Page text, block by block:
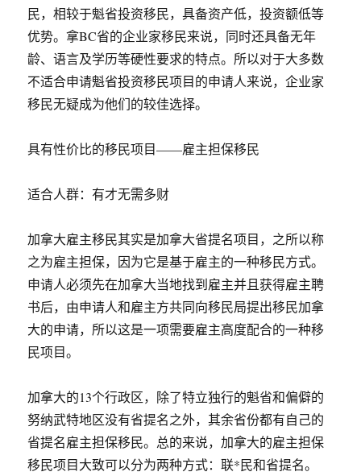
民，相较于魁省投资移民，具备资产低，投资额低等
优势。拿BC省的企业家移民来说，同时还具备无年
龄、语言及学历等硬性要求的特点。所以对于大多数
不适合申请魁省投资移民项目的申请人来说，企业家
移民无疑成为他们的较佳选择。
具有性价比的移民项目——雇主担保移民
适合人群：有才无需多财
加拿大雇主移民其实是加拿大省提名项目，之所以称
之为雇主担保，因为它是基于雇主的一种移民方式。
申请人必须先在加拿大当地找到雇主并且获得雇主聘
书后，由申请人和雇主方共同向移民局提出移民加拿
大的申请，所以这是一项需要雇主高度配合的一种移
民项目。
加拿大的13个行政区，除了特立独行的魁省和偏僻的
努纳武特地区没有省提名之外，其余省份都有自己的
省提名雇主担保移民。总的来说，加拿大的雇主担保
移民项目大致可以分为两种方式：联*民和省提名。